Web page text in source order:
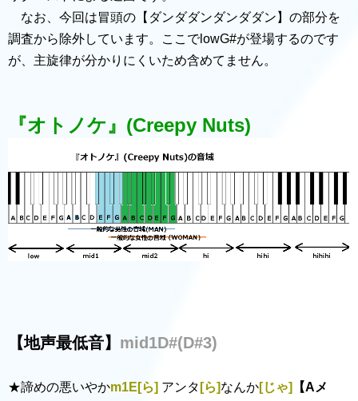
なお、今回は冒頭の【ダンダダンダンダダン】の部分を
調査から除外しています。ここでlowG#が登場するのです
が、主旋律が分かりにくいため含めてません。
『オトノケ』(Creepy Nuts)
【地声最低音】 mid1D#(D#3)
★諦めの悪いやかm1E[ら] アンタ [ら]なんか[じゃ]
【Aメ